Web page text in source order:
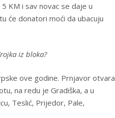
KM i sav novac se daje u
će donatori moći da ubacuju
iz bloka?
ove godine. Prnjavor otvara
na redu je Gradiška, a u
Teslić, Prijedor, Pale,